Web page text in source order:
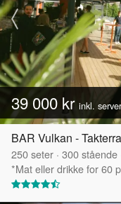
39 000 kr inkl.
BAR Vulkan -
250seter · 300stående
*Mat eller drikke for 60